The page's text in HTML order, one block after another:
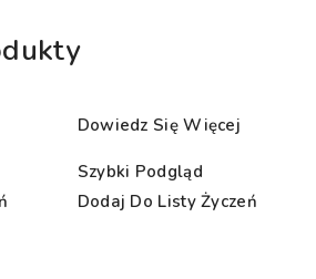
Dowiedz Się Więcej
Szybki Podgląd
Dodaj Do Listy Życzeń